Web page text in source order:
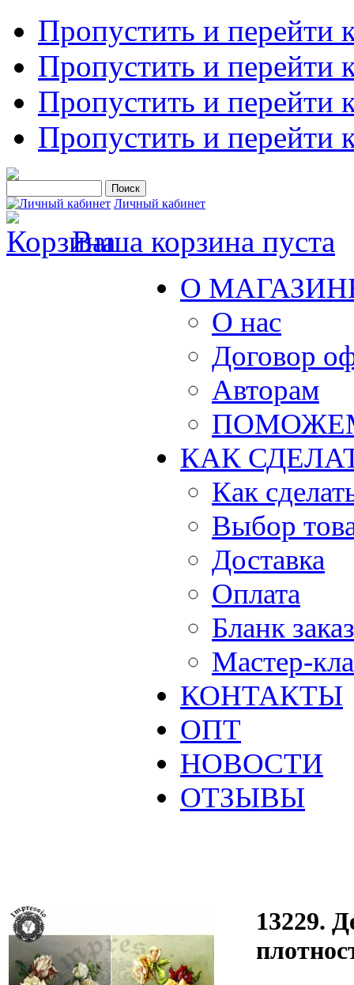
Пропустить и перейти
Пропустить и перейти
Пропустить и перейти
Пропустить и перейти
Личный кабинет
Ваша корзина пуста
О
О нас
Договор
Авторам
КАК
Как
Выбор
Доставка
Оплата
Бланк
Мастер-
КОНТАКТЫ
ОПТ
НОВОСТИ
ОТЗЫВЫ
13229.